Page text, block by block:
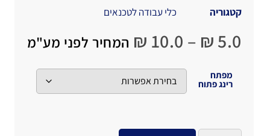
קטגוריה
כלי עבודה לטכנאים
₪ 5.0
–
₪ 10.0 המחיר לפני מע"מ
מפתח
רינג פתוח